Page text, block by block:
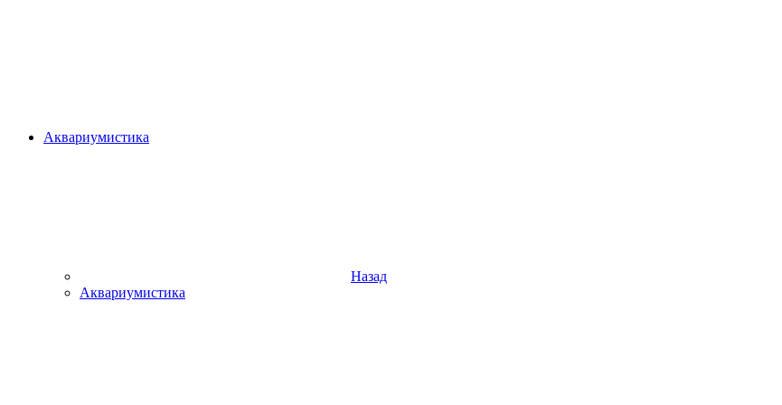
Аквариумистика
Назад
Аквариумистика